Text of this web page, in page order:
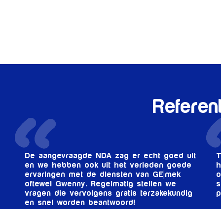
De aangevraagde NDA zag er echt goed uit
en we hebben ook uit het verleden goede
ervaringen met de diensten van GE|mek
oftewel Gwenny. Regelmatig stellen we
vragen die vervolgens gratis terzakekundig
en snel worden beantwoord!